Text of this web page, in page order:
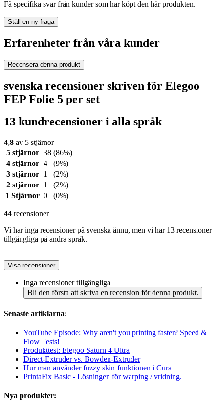
Få specifika svar från kunder som har köpt den här produkten.
Ställ en ny fråga
Erfarenheter från våra kunder
Recensera denna produkt
svenska recensioner skriven för Elegoo
FEP Folie 5 per set
13 kundrecensioner i alla språk
4,8 av 5 stjärnor
5 stjärnor 38 (86%)
4 stjärnor 4
(9%)
3 stjärnor
1
(2%)
2 stjärnor
1
(2%)
1 Stjärnor 0 (0%)
44 recensioner
Vi har inga recensioner på svenska ännu, men vi har 13 recensioner
tillgängliga på andra språk.
Visa recensioner
Inga recensioner tillgängliga
Bli den första att skriva en recension för denna produkt.
Senaste artiklarna:
YouTube Episode: Why aren't you printing faster? Speed &
Flow Tests!
Produkttest: Elegoo Saturn 4 Ultra
Direct-Extruder vs. Bowden-Extruder
Hur man använder fuzzy skin-funktionen i Cura
PrintaFix Basic - Lösningen för warping / vridning.
Nya produkter: